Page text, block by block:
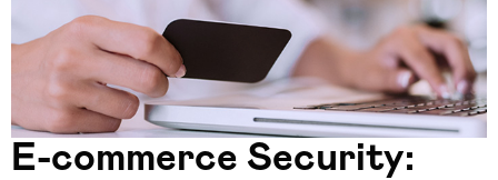
E-commerce Security: